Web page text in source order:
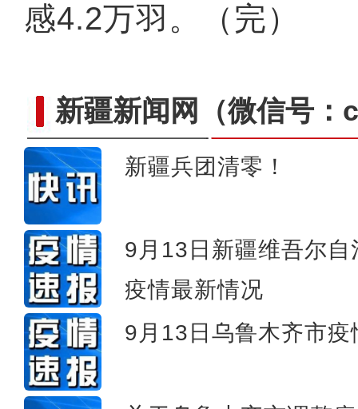
感4.2万羽。（完）
新疆新闻网 （微信号
新疆兵团清零！
9月13日新疆维吾尔
疫情最新情况
9月13日乌鲁木齐市